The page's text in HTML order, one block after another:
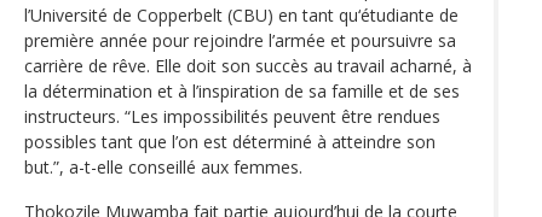
l’Université de Copperbelt (CBU) en tant qu‘étudiante de
première année pour rejoindre l’armée et poursuivre sa
carrière de rêve. Elle doit son succès au travail acharné, à
la détermination et à l’inspiration de sa famille et de ses
instructeurs. “Les impossibilités peuvent être rendues
possibles tant que l’on est déterminé à atteindre son
but.”, a-t-elle conseillé aux femmes.
Thokozile Muwamba fait partie aujourd’hui de la courte